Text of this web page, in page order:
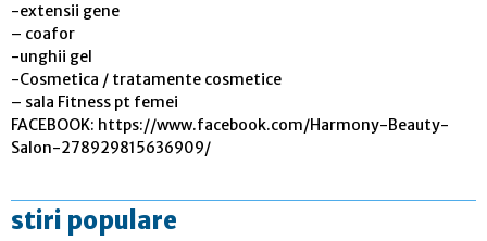
-extensii gene
– coafor
-unghii gel
-Cosmetica / tratamente cosmetice
– sala Fitness pt femei
FACEBOOK: https://www.facebook.com/Harmony-Beauty-
Salon-278929815636909/
stiri populare